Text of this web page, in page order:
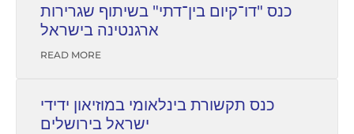
כנס "דו־קיום בין־דתי" בשיתוף שגרירות
ארגנטינה בישראל
READ MORE
כנס תקשורת בינלאומי במוזיאון ידידי
ישראל בירושלים